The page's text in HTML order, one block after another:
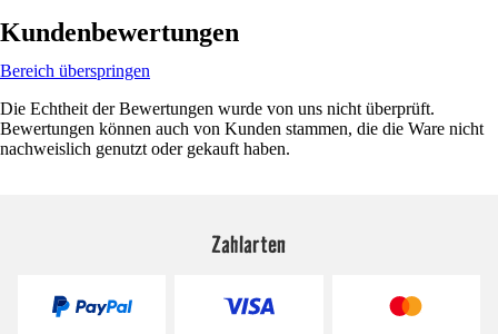
Kundenbewertungen
Bereich überspringen
Die Echtheit der Bewertungen wurde von uns nicht überprüft.
Bewertungen können auch von Kunden stammen, die die Ware nicht
nachweislich genutzt oder gekauft haben.
Zahlarten